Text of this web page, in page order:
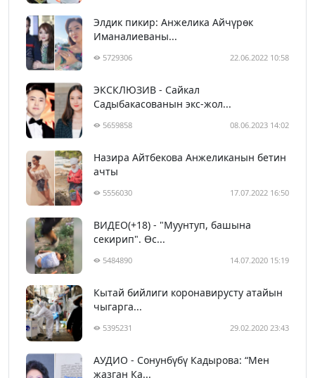
Элдик пикир: Анжелика Айчүрөк
Иманалиеваны...
5729306 22.06.2022 10:58
ЭКСКЛЮЗИВ - Сайкал
Садыбакасованын экс-жол...
5659858 08.06.2023 14:02
Назира Айтбекова Анжеликанын бетин
ачты
5556030 17.07.2022 16:50
ВИДЕО(+18) - "Муунтуп, башына
секирип". Өс...
5484890 14.07.2020 15:19
Кытай бийлиги коронавирусту атайын
чыгарга...
5395231 29.02.2020 23:43
АУДИО - Сонунбүбү Кадырова: “Мен
жазган Ка...